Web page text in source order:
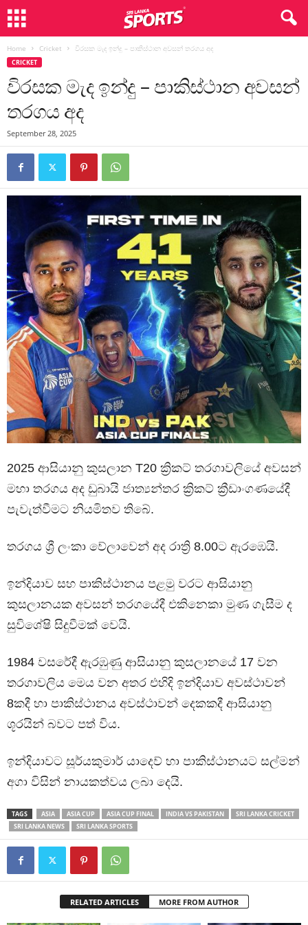
Home Cricket විරසක මැද ඉන්දු – පාකිස්ථාන අවසන් තරගය අද
CRICKET
විරසක මැද ඉන්දු – පාකිස්ථාන අවසන්
තරගය අද
September 28, 2025
2025 ආසියානු කුසලාන T20 ක්‍රිකට් තරගාවලියේ අවසන්
මහා තරගය අද ඩුබායි ජාත්‍යන්තර ක්‍රිකට් ක්‍රීඩාංගණයේදී
පැවැත්වීමට නියමිතව තිබේ.
තරගය ශ්‍රී ලංකා වේලාවෙන් අද රාත්‍රි 8.00ට ඇරඹෙයි.
ඉන්දියාව සහ පාකිස්ථානය පළමු වරට ආසියානු
කුසලානයක අවසන් තරගයේදී එකිනෙකා මුණ ගැසීම ද
සුවිශේෂි සිදුවීමක් වෙයි.
1984 වසරේදී ඇරඹුණු ආසියානු කුසලානයේ 17 වන
තරගාවලිය මෙය වන අතර එහිදි ඉන්දියාව අවස්ථාවන්
8කදී හා පාකිස්ථානය අවස්ථාවන් දෙකකදී ආසියානු
ශූරයින් බවට පත් විය.
ඉන්දියාවට සූර්යකුමාර් යාදෙව් හා පාකිස්ථානයට සල්මන්
අගා විසින් නායකත්වය ලබා දෙයි.
TAGS ASIA ASIA CUP ASIA CUP FINAL INDIA VS PAKISTAN
SRI LANKA CRICKET
SRI LANKA NEWS
SRI LANKA SPORTS
RELATED ARTICLES MORE FROM AUTHOR